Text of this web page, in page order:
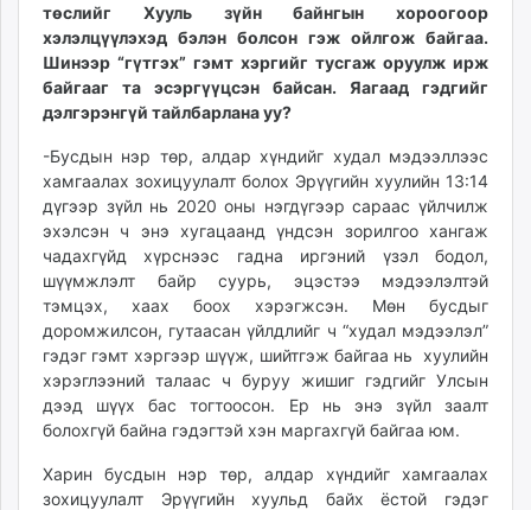
mglradio.com
fact.mn
itoim.mn
tumen.mn
times.mn
tvmongolia.mn
mass.mn
unegui.mn
assa.mn
toim.mn
tac.mn
paparazzi.mn
unread.today
төслийг Хууль зүйн байнгын хороогоор
хэлэлцүүлэхэд бэлэн болсон гэж ойлгож байгаа.
Шинээр “гүтгэх” гэмт хэргийг тусгаж оруулж ирж
байгааг та эсэргүүцсэн байсан. Яагаад гэдгийг
дэлгэрэнгүй тайлбарлана уу?
-Бусдын нэр төр, алдар хүндийг худал мэдээллээс
хамгаалах зохицуулалт болох Эрүүгийн хуулийн 13:14
дүгээр зүйл нь 2020 оны нэгдүгээр сараас үйлчилж
эхэлсэн ч энэ хугацаанд үндсэн зорилгоо хангаж
чадахгүйд хүрснээс гадна иргэний үзэл бодол,
шүүмжлэлт байр суурь, эцэстээ мэдээлэлтэй
тэмцэх, хаах боох хэрэгжсэн. Мөн бусдыг
доромжилсон, гутаасан үйлдлийг ч “худал мэдээлэл”
гэдэг гэмт хэргээр шүүж, шийтгэж байгаа нь хуулийн
хэрэглээний талаас ч буруу жишиг гэдгийг Улсын
дээд шүүх бас тогтоосон. Ер нь энэ зүйл заалт
болохгүй байна гэдэгтэй хэн маргахгүй байгаа юм.
Харин бусдын нэр төр, алдар хүндийг хамгаалах
зохицуулалт Эрүүгийн хуульд байх ёстой гэдэг